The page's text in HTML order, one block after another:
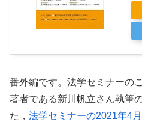
番外編です。法学セミナーの
著者である新川帆立さん執筆
た， 法学セミナーの2021年4